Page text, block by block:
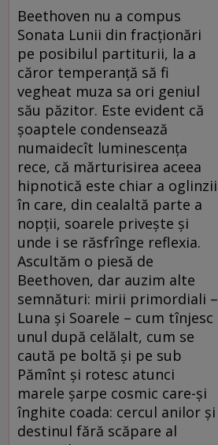
Beethoven nu a compus
Sonata Lunii din fracţionări
pe posibilul partiturii, la a
căror temperanţă să fi
vegheat muza sa ori geniul
său păzitor. Este evident că
şoaptele condensează
numaidecît luminescenţa
rece, că mărturisirea aceea
hipnotică este chiar a oglinzii
în care, din cealaltă parte a
nopţii, soarele priveşte şi
unde i se răsfrînge reflexia.
Ascultăm o piesă de
Beethoven, dar auzim alte
semnături: mirii primordiali –
Luna şi Soarele – cum tînjesc
unul după celălalt, cum se
caută pe boltă şi pe sub
Pămînt şi rotesc atunci
marele şarpe cosmic care-şi
înghite coada: cercul anilor şi
destinul fără scăpare al